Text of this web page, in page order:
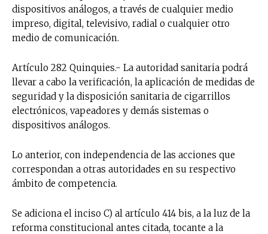
dispositivos análogos, a través de cualquier medio
impreso, digital, televisivo, radial o cualquier otro
medio de comunicación.
Artículo 282 Quinquies.- La autoridad sanitaria podrá
llevar a cabo la verificación, la aplicación de medidas de
seguridad y la disposición sanitaria de cigarrillos
electrónicos, vapeadores y demás sistemas o
dispositivos análogos.
Lo anterior, con independencia de las acciones que
correspondan a otras autoridades en su respectivo
ámbito de competencia.
Se adiciona el inciso C) al artículo 414 bis, a la luz de la
reforma constitucional antes citada, tocante a la